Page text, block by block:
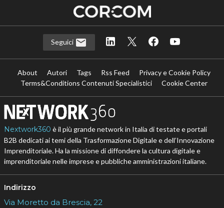
Seguici
About Autori Tags Rss Feed
Privacy e Cookie Policy
Terms&Conditions Contenuti Specialistici
Cookie Center
Nextwork360 è il più grande network in Italia di testate e portali
B2B dedicati ai temi della Trasformazione Digitale e dell’Innovazione
Imprenditoriale. Ha la missione di diffondere la cultura digitale e
imprenditoriale nelle imprese e pubbliche amministrazioni italiane.
Indirizzo
Via Moretto da Brescia, 22